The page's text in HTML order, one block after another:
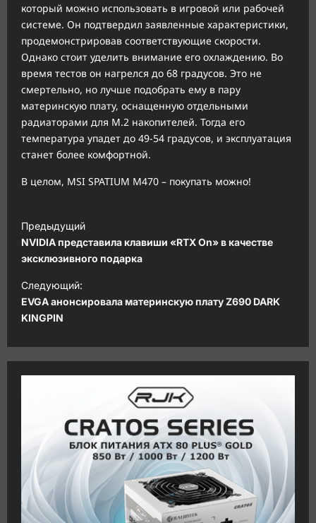
который можно использовать в игровой или рабочей
системе. Он подтвердил заявленные характеристики,
продемонстрировав соответствующие скорости.
Однако стоит уделить внимание его охлаждению. Во
время тестов он нагрелся до 68 градусов. Это не
смертельно, но лучше подобрать ему в пару
материнскую плату, оснащенную отдельными
радиаторами для M.2 накопителей. Тогда его
температура упадет до 49-54 градусов, и эксплуатация
станет более комфортной.
В целом, MSI SPATIUM M470 – покупать можно!
а
в
и
г
а
ц
и
с
Предыдущий
NVIDIA представила клавиши «RTX On» в качестве
эксклюзивного подарка
Следующий:
EVGA анонсировала материнскую плату Z690 DARK
KINGPIN